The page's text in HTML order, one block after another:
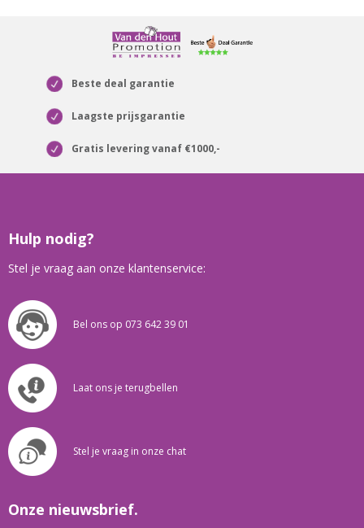
Beste deal garantie
Laagste prijsgarantie
Gratis levering vanaf €1000,-
Hulp nodig?
Stel je vraag aan onze klantenservice:
Bel ons op 073 642 39 01
Laat ons je terugbellen
Stel je vraag in onze chat
Onze nieuwsbrief.